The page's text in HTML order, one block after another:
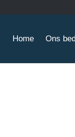
Home Ons